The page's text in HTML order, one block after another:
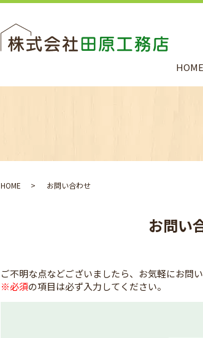
HOME
HOME お問い合わせ
お問い
ご不明な点などございましたら、お気軽にお問
※必須の項目は必ず入力してください。